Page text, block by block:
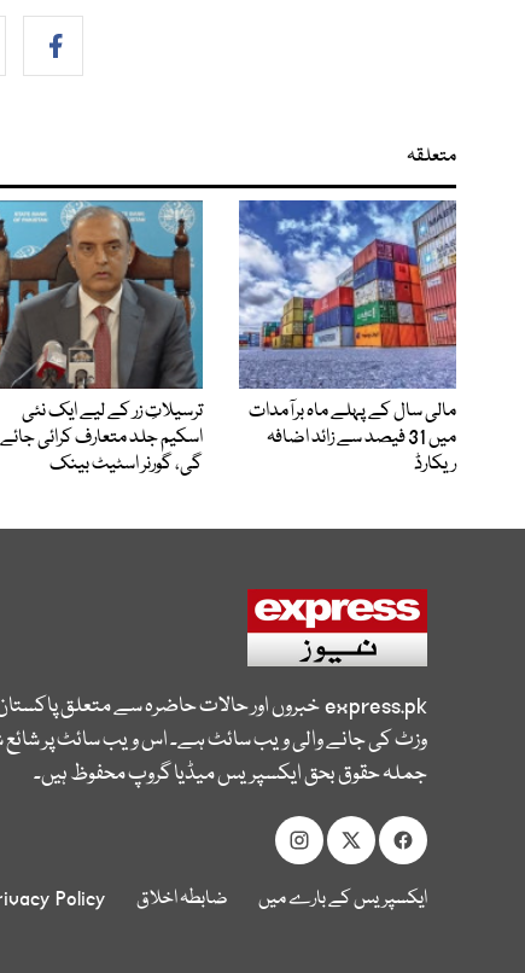
متعلقہ
مالی سال کے پہلے ماہ برآمدات
میں 31 فیصد سے زائد اضافہ
ریکارڈ
ترسیلاتِ زر کے لیے ایک نئی
اسکیم جلد متعارف کرائی جائے
گی، گورنر اسٹیٹ بینک
express.pkخبروں اور حالات حاضرہ سے متعلق
وزٹ کی جانے والی ویب سائٹ ہے۔ اس ویب سائٹ پر شائع
جملہ حقوق بحق ایکسپریس میڈیا گروپ محفوظ ہیں۔
ایکسپریس کے بارے میں ضابطہ اخلاق Policy